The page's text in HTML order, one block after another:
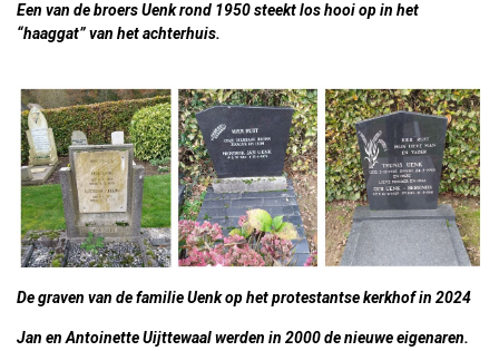
Een van de broers Uenk rond 1950 steekt los hooi op in het
“haaggat” van het achterhuis.
De graven van de familie Uenk op het protestantse kerkhof in 2024
Jan en Antoinette Uijttewaalwerden in 2000 de nieuwe eigenaren.